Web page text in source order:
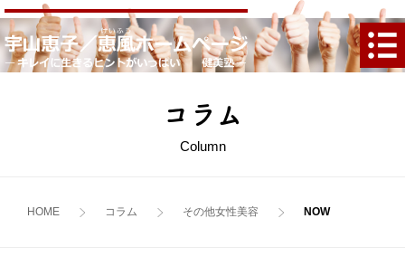
コラム
Column
HOME コラム その他女性美容